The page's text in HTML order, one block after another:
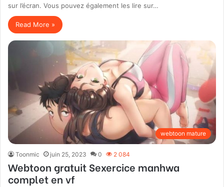
sur l’écran. Vous pouvez également les lire sur…
Read More »
webtoon mature
Toonmic juin 25, 2023 0 2 084
Webtoon gratuit Sexercice manhwa
complet en vf